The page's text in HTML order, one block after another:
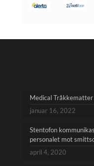
Medical
januar 16, 2022
Stentofon
personalet mot
april 4, 2020